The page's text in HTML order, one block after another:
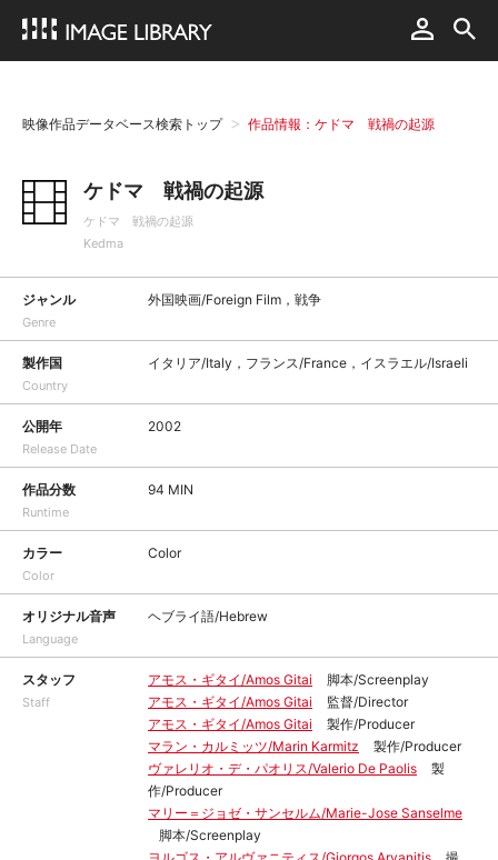
映像作品データベース検索トップ 作品情報：ケドマ 戦禍の起源
ケドマ 戦禍の起源
ケドマ 戦禍の起源
Kedma
ジャンル
Genre
外国映画/Foreign Film，戦争
製作国
Country
イタリア/Italy，フランス/France，イスラエル/Israeli
公開年
Release Date
2002
作品分数
Runtime
94 MIN
カラー
Color
Color
オリジナル音声
Language
ヘブライ語/Hebrew
スタッフ
Staff
アモス・ギタイ/Amos Gitai
脚本/Screenplay
アモス・ギタイ/Amos Gitai
監督/Director
アモス・ギタイ/Amos Gitai
製作/Producer
マラン・カルミッツ/Marin Karmitz
製作/Producer
ヴァレリオ・デ・パオリス/Valerio De Paolis
製
作/Producer
マリー＝ジョゼ・サンセルム/Marie-Jose Sanselme
脚本/Screenplay